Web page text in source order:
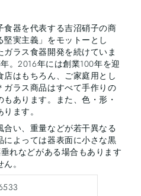
器を代表する吉沼硝子の商
実主義」をモットーとし
ラス食器開発を続けていま
。2016年には創業100年を迎
はもちろん、ご家庭用とし
ラス商品はすべて手作りの
あります。また、色・形・
ます。
い、重量などが若干異なる
よっては器表面に小さな黒
れなどがある場合もあります
。